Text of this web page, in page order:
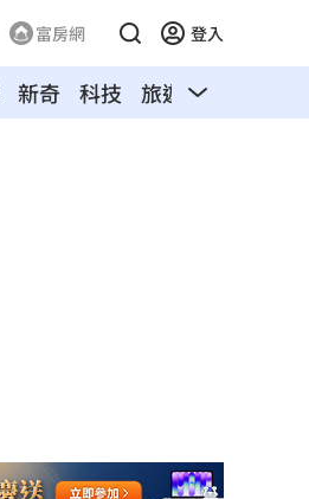
富房網 登入
新奇 科技 旅遊 汽車